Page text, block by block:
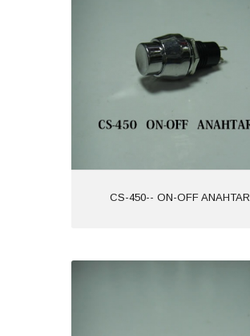
CS-450-- ON-OFF ANAHTAR